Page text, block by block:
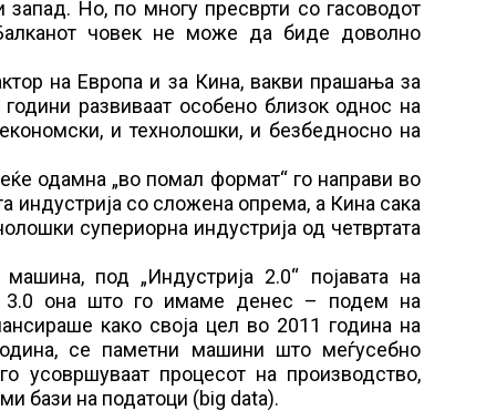
запад. Но, по многу пресврти со гасоводот
човек не може да биде доволно
на Европа и за Кина, вакви прашања за
развиваат особено близок однос на
и технолошки, и безбедносно на
одамна „во помал формат“ го направи во
индустрија со сложена опрема, а Кина сака
супериорна индустрија од четвртата
под „Индустрија 2.0“ појавата на
3.0 она што го имаме денес – подем на
како своја цел во 2011 година на
се паметни машини што меѓусебно
усовршуваат процесот на производство,
бази на податоци (big data).